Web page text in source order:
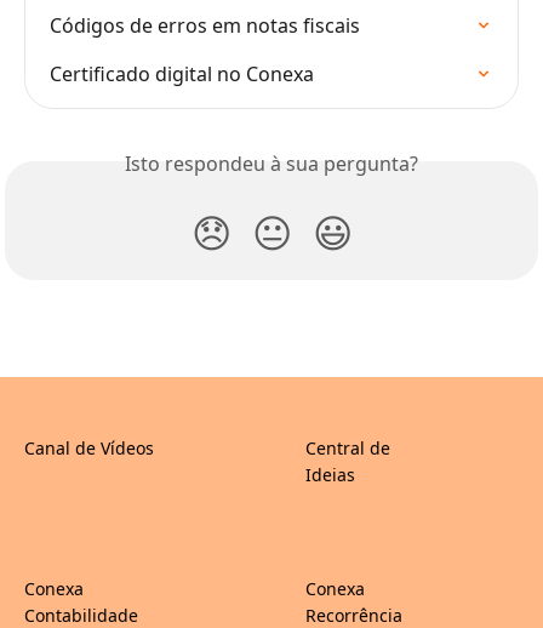
Códigos de erros em notas fiscais
Certificado digital no Conexa
Isto respondeu à sua pergunta?
😞 😐 😃
Canal de Vídeos
Central de
Ideias
Conexa
Contabilidade
Conexa
Recorrência